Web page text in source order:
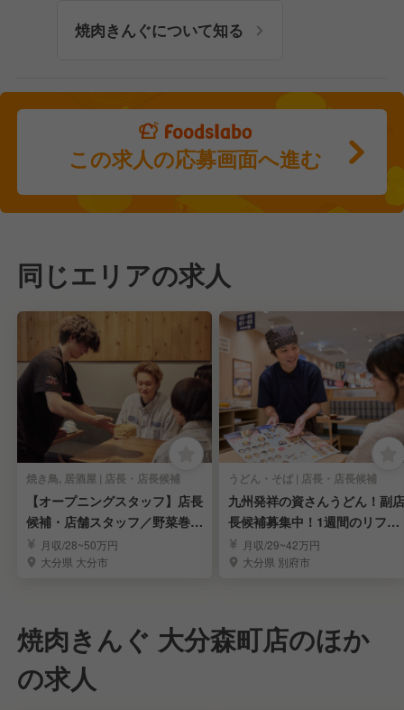
焼肉きんぐについて知る
この求人の応募画面へ進む
同じエリアの求人
焼き鳥, 居酒屋 | 店長・店長候補
【オープニングスタッフ】店長
候補・店舗スタッフ／野菜巻き
串が自慢の居酒屋
月収/28~50万円
大分県 大分市
うどん・そば | 店長・店長候補
九州発祥の資さんうどん！副店
長候補募集中！1週間のリフレ
ッシュ休暇年2回！
月収/29~42万円
大分県 別府市
焼肉きんぐ 大分森町店のほか
の求人